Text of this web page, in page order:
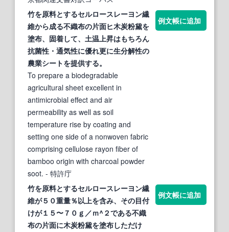
竹を原料とするセルロースレーヨン繊
維から成る不織布の片面ヒ木炭粉黛を
塗布、固着して、土温上昇はもちろん
抗菌性・通気性に優れ更に生分解性の
農業シートを提供する。
To prepare a biodegradable
agricultural sheet excellent in
antimicrobial effect and air
permeability as well as soil
temperature rise by coating and
setting one side of a nonwoven fabric
comprising cellulose rayon fiber of
bamboo origin with charcoal powder
soot. - 特許庁
例文帳に追加
竹を原料とするセルロースレーヨン繊
維が５０重量％以上を含み、その目付
けが１５〜７０ｇ／ｍ^２である不織
布の片面に木炭粉黛を塗布しただけ
例文帳に追加